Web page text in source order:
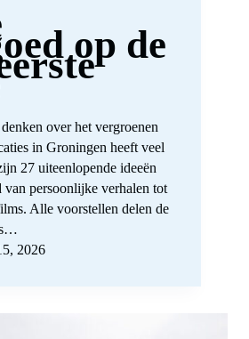
op de
over het vergroenen
in Groningen heeft veel
27 uiteenlopende ideeën
van persoonlijke verhalen tot
Alle voorstellen delen de
2026